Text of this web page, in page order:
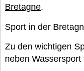
Bretagne.
Sport in der
Zu den wichtigen
neben